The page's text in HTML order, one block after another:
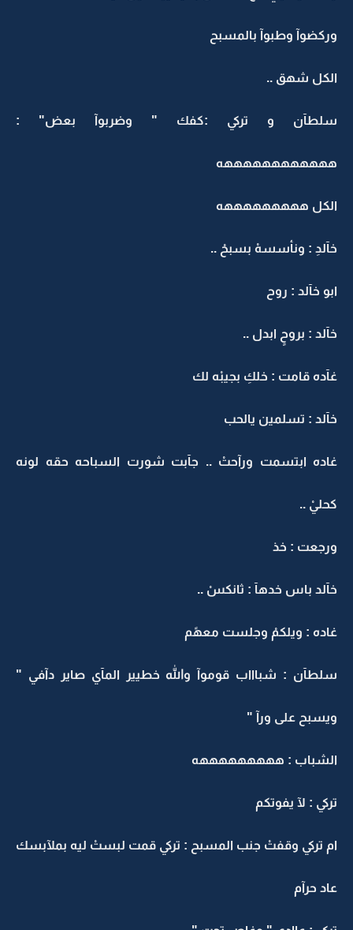
وركضوآ وطبوآ بالمسبح
الكل شهق ..
سلطآن و تركي :كفك " وضربوآ بعض" :
ههههههههههههه
الكل هههههههههه
خآلدِ : ونأسسهْ بسبحْ ..
ابو خآلد : روح
خآلد : بروحٍ ابدل ..
غآده قامت : خلكِ بجيبْه لك
خآلد : تسلمين يالحب
غاده ابتسمت ورآحتْ .. جآبت شورت السباحه حقه لونه
كحليْ ..
ورجعت : خذ
خآلد باس خدهآ : ثانكسْ ..
غاده : ويلكمْ وجلست معهًم
سلطآن : شباااب قوموآ والله خطيير المآي صاير دآفي "
ويسبح على ورآ "
الشباب : هههههههههه
تركي : لآ يفوتكم
ام تركي وقفتْ جنب المسبح : تركي قمت لبستْ ليه بملآبسك
عاد حرآم